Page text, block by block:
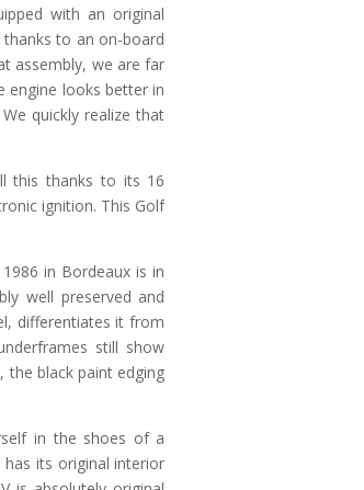
with an original
to an on-board
assembly, we are far
engine looks better in
quickly realize that
this thanks to its 16
ignition. This Golf
in Bordeaux is in
well preserved and
differentiates it from
still show
black paint edging
in the shoes of a
its original interior